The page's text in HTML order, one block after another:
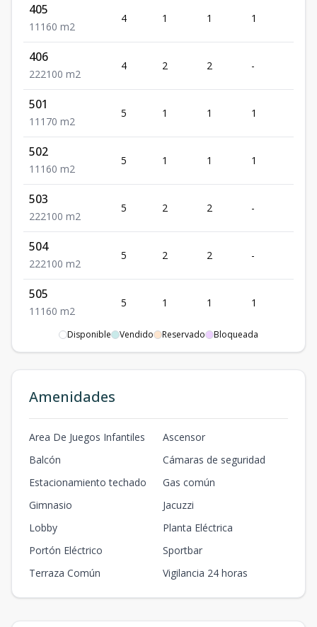
405
1 1 1 60 m2
4 1 1 1
406
222100 m2
4 2 2 -
501
1 1 1 70 m2
5 1 1 1
502
1 1 1 60 m2
5 1 1 1
503
222100 m2
5 2 2 -
504
222100 m2
5 2 2 -
505
1 1 1 60 m2
5 1 1 1
5 2 2 - 2
601
1 11 70m2
602
1 60
6 1
603
222100m2
604
222100 m2
605
11160m2
Disponible Vendido Reservado Bloqueada
Amenidades
Area De Juegos Infantiles
Ascensor
Balcón
Cámaras de seguridad
Estacionamiento techado
Gas común
Gimnasio
Jacuzzi
Lobby
Planta Eléctrica
Portón Eléctrico
Sportbar
Terraza Común
Vigilancia 24 horas